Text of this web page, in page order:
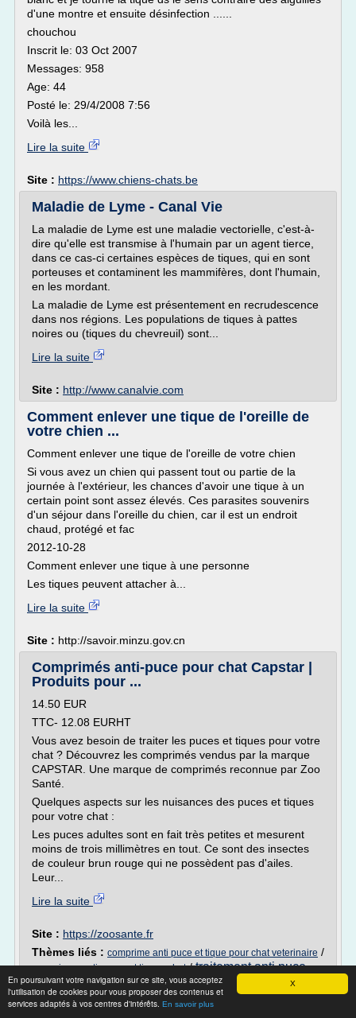
X
En poursuivant votre navigation sur ce site, vous acceptez
l'utilisation de cookies pour vous proposer des contenus et
services adaptés à vos centres d'intérêts. En savoir plus
d'une montre et ensuite désinfection ......
chouchou
Inscrit le: 03 Oct 2007
Messages: 958
Age: 44
Posté le: 29/4/2008 7:56
Voilà les...
Lire la suite
Site : https://www.chiens-chats.be
Maladie de Lyme - Canal Vie
La maladie de Lyme est une maladie vectorielle, c'est-à-
dire qu'elle est transmise à l'humain par un agent tierce,
dans ce cas-ci certaines espèces de tiques, qui en sont
porteuses et contaminent les mammifères, dont l'humain,
en les mordant.
La maladie de Lyme est présentement en recrudescence
dans nos régions. Les populations de tiques à pattes
noires ou (tiques du chevreuil) sont...
Lire la suite
Site : http://www.canalvie.com
Comment enlever une tique de l'oreille de
votre chien ...
Comment enlever une tique de l'oreille de votre chien
Si vous avez un chien qui passent tout ou partie de la
journée à l'extérieur, les chances d'avoir une tique à un
certain point sont assez élevés. Ces parasites souvenirs
d'un séjour dans l'oreille du chien, car il est un endroit
chaud, protégé et fac
2012-10-28
Comment enlever une tique à une personne
Les tiques peuvent attacher à...
Lire la suite
Site : http://savoir.minzu.gov.cn
Comprimés anti-puce pour chat Capstar |
Produits pour ...
14.50 EUR
TTC- 12.08 EURHT
Vous avez besoin de traiter les puces et tiques pour votre
chat ? Découvrez les comprimés vendus par la marque
CAPSTAR. Une marque de comprimés reconnue par Zoo
Santé.
Quelques aspects sur les nuisances des puces et tiques
pour votre chat :
Les puces adultes sont en fait très petites et mesurent
moins de trois millimètres en tout. Ce sont des insectes
de couleur brun rouge qui ne possèdent pas d'ailes.
Leur...
Lire la suite
Site : https://zoosante.fr
Thèmes liés : comprime anti puce et tique pour chat veterinaire /
comprimes anti puces et tiques chat/traitement anti puce
tique chat/comprime anti puce chat capstar avis
comprime anti
puce chat capstar